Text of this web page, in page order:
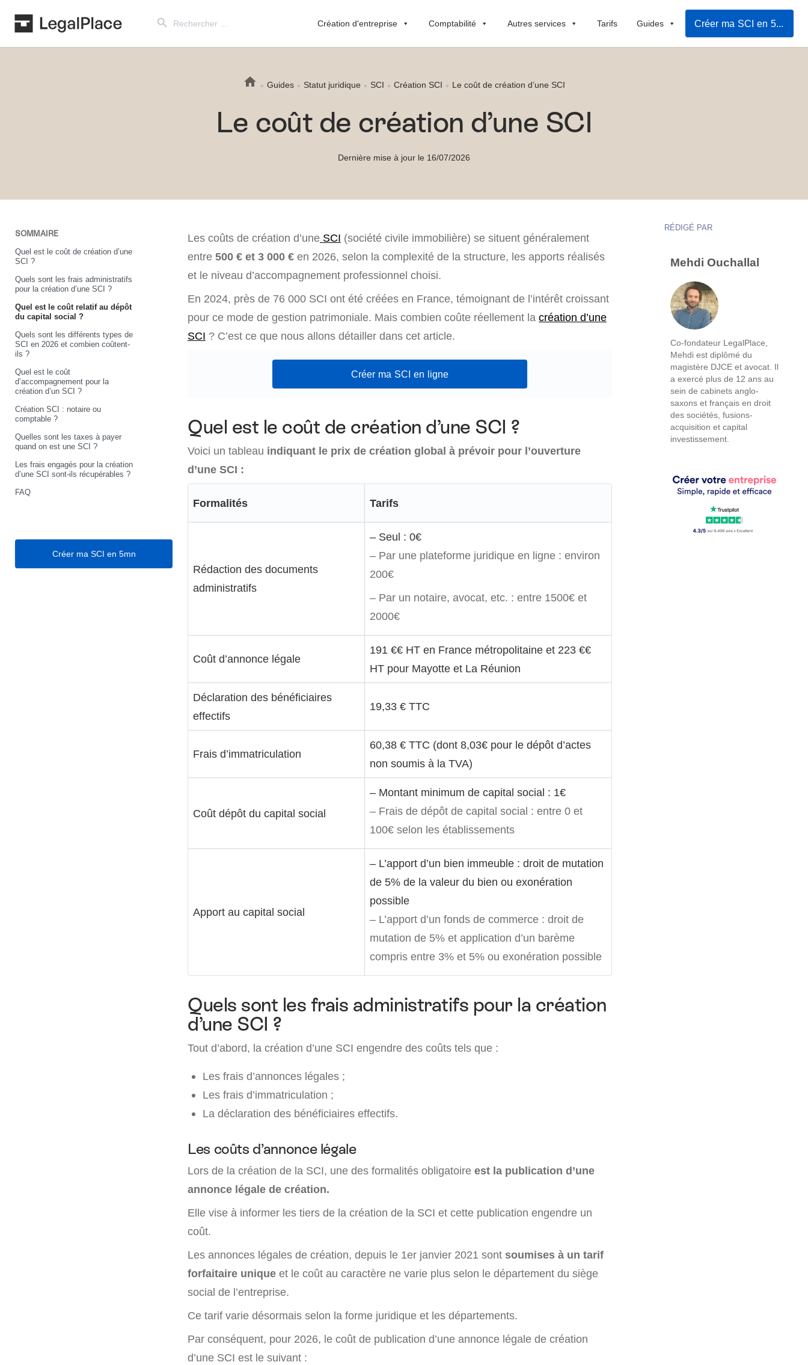
for:
Création d'entreprise Comptabilité Autres services Tarifs Guides Créer ma SCI en 5mn
Guides Statut juridique SCI Création SCI Le coût de création d’une SCI
Le coût de création d’une SCI
Dernière mise à jour le 16/07/2026
SOMMAIRE
Quel est le coût de création d’une
SCI ?
Quels sont les frais administratifs
pour la création d’une SCI ?
Quel est le coût relatif au dépôt
du capital social ?
Quels sont les différents types de
SCI en 2026 et combien coûtent-
ils ?
Quel est le coût
d’accompagnement pour la
création d’un SCI ?
Création SCI : notaire ou
comptable ?
Quelles sont les taxes à payer
quand on est une SCI ?
Les frais engagés pour la création
d’une SCI sont-ils récupérables ?
FAQ
Créer ma SCI en 5mn
Les coûts de création d’une SCI (société civile immobilière) se situent généralement
entre 500 € et 3 000 € en 2026, selon la complexité de la structure, les apports réalisés
et le niveau d’accompagnement professionnel choisi.
En 2024, près de 76 000 SCI ont été créées en France, témoignant de l’intérêt croissant
pour ce mode de gestion patrimoniale. Mais combien coûte réellement la création d’une
SCI ? C’est ce que nous allons détailler dans cet article.
Créer ma SCI en ligne
Quel est le coût de création d’une SCI ?
Voici un tableau indiquant le prix de création global à prévoir pour l’ouverture
d’une SCI :
Formalités Tarifs
Rédaction des documents
administratifs
– Seul : 0€
– Par une plateforme juridique en ligne : environ
200€
– Par un notaire, avocat, etc. : entre 1500€ et
2000€
Coût d’annonce légale
191 €€ HT en France métropolitaine et 223 €€
HT pour Mayotte et La Réunion
Déclaration des bénéficiaires
effectifs
19,33 € TTC
Frais d’immatriculation
60,38 € TTC (dont 8,03€ pour le dépôt d’actes
non soumis à la TVA)
Coût dépôt du capital social
– Montant minimum de capital social : 1€
– Frais de dépôt de capital social : entre 0 et
100€ selon les établissements
Apport au capital social
– L’apport d’un bien immeuble : droit de mutation
de 5% de la valeur du bien ou exonération
possible
– L’apport d’un fonds de commerce : droit de
mutation de 5% et application d’un barème
compris entre 3% et 5% ou exonération possible
Quels sont les frais administratifs pour la création
d’une SCI ?
Tout d’abord, la création d’une SCI engendre des coûts tels que :
Les frais d’annonces légales ;
Les frais d’immatriculation ;
La déclaration des bénéficiaires effectifs.
Les coûts d’annonce légale
Lors de la création de la SCI, une des formalités obligatoire est la publication d’une
annonce légale de création.
Elle vise à informer les tiers de la création de la SCI et cette publication engendre un
coût.
Les annonces légales de création, depuis le 1er janvier 2021 sont soumises à un tarif
forfaitaire unique et le coût au caractère ne varie plus selon le département du siège
social de l’entreprise.
Ce tarif varie désormais selon la forme juridique et les départements.
Par conséquent, pour 2026, le coût de publication d’une annonce légale de création
d’une SCI est le suivant :
RÉDIGÉ PAR
Mehdi Ouchallal
Co-fondateur LegalPlace,
Mehdi est diplômé du
magistère DJCE et avocat. Il
a exercé plus de 12 ans au
sein de cabinets anglo-
saxons et français en droit
des sociétés, fusions-
acquisition et capital
investissement.